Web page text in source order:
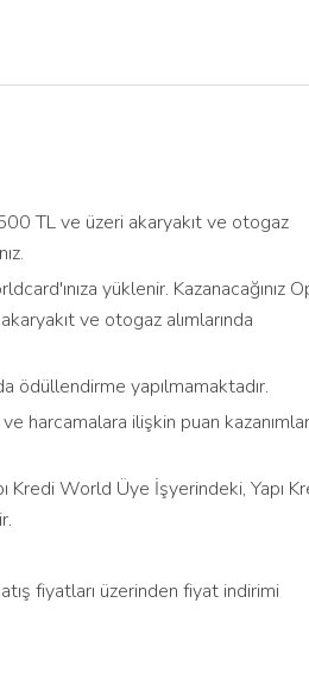
TL ve üzeri akaryakıt ve otogaz
yüklenir. Kazanacağınız
ve otogaz alımlarında
ödüllendirme yapılmamaktadır.
harcamalara ilişkin puan
Kredi World Üye İşyerindeki, Yapı
fiyatları üzerinden fiyat indirimi